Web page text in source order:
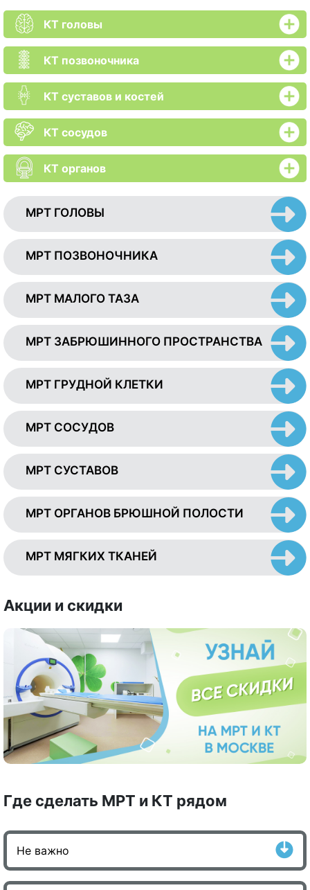
КТ головы
КТ позвоночника
КТ суставов и костей
КТ сосудов
КТ органов
МРТ ГОЛОВЫ
МРТ ПОЗВОНОЧНИКА
МРТ МАЛОГО ТАЗА
МРТ ЗАБРЮШИННОГО ПРОСТРАНСТВА
МРТ ГРУДНОЙ КЛЕТКИ
МРТ СОСУДОВ
МРТ СУСТАВОВ
МРТ ОРГАНОВ БРЮШНОЙ ПОЛОСТИ
МРТ МЯГКИХ ТКАНЕЙ
Акции и скидки
Где сделать МРТ и КТ рядом